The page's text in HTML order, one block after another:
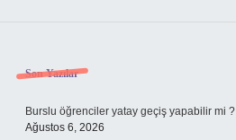
Sidebar
Son Yazılar
Burslu öğrenciler yatay geçiş yapabilir mi ?
Ağustos 6, 2026